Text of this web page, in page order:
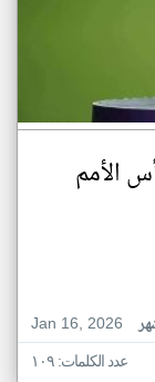
الأمم
Jan 16, 2026
عدد الكلمات: ١٠٩